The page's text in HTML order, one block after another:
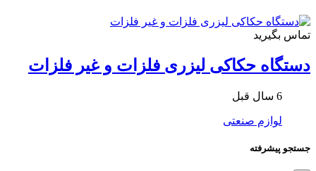
تماس بگیرید
دستگاه حکاکی لیزری فلزات و غیر فلزات
6 سال قبل
لوازم صنعتی
جستجو پیشرفته